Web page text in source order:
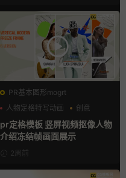
PR基本图形mogrt
人物定格特写动画
创意
动态海报
pr定格模板 竖屏视频抠像人物
介绍冻结帧画面展示
2周前